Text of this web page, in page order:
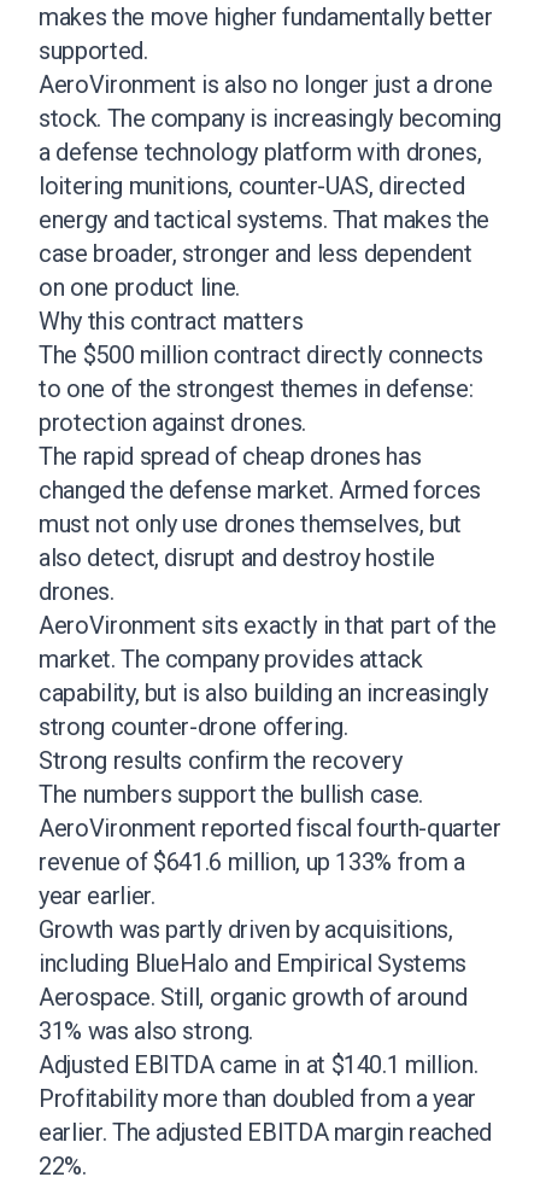
makes the move higher fundamentally better
supported.
AeroVironment is also no longer just a drone
stock. The company is increasingly becoming
a defense technology platform with drones,
loitering munitions, counter-UAS, directed
energy and tactical systems. That makes the
case broader, stronger and less dependent
on one product line.
Why this contract matters
The $500 million contract directly connects
to one of the strongest themes in defense:
protection against drones.
The rapid spread of cheap drones has
changed the defense market. Armed forces
must not only use drones themselves, but
also detect, disrupt and destroy hostile
drones.
AeroVironment sits exactly in that part of the
market. The company provides attack
capability, but is also building an increasingly
strong counter-drone offering.
Strong results confirm the recovery
The numbers support the bullish case.
AeroVironment reported fiscal fourth-quarter
revenue of $641.6 million, up 133% from a
year earlier.
Growth was partly driven by acquisitions,
including BlueHalo and Empirical Systems
Aerospace. Still, organic growth of around
31% was also strong.
Adjusted EBITDA came in at $140.1 million.
Profitability more than doubled from a year
earlier. The adjusted EBITDA margin reached
22%.